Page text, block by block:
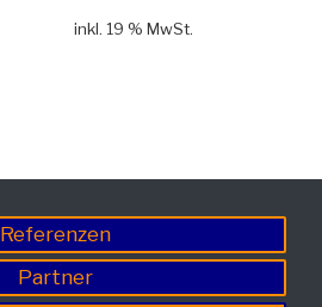
inkl. 19 % MwSt.
Referenzen
Partner